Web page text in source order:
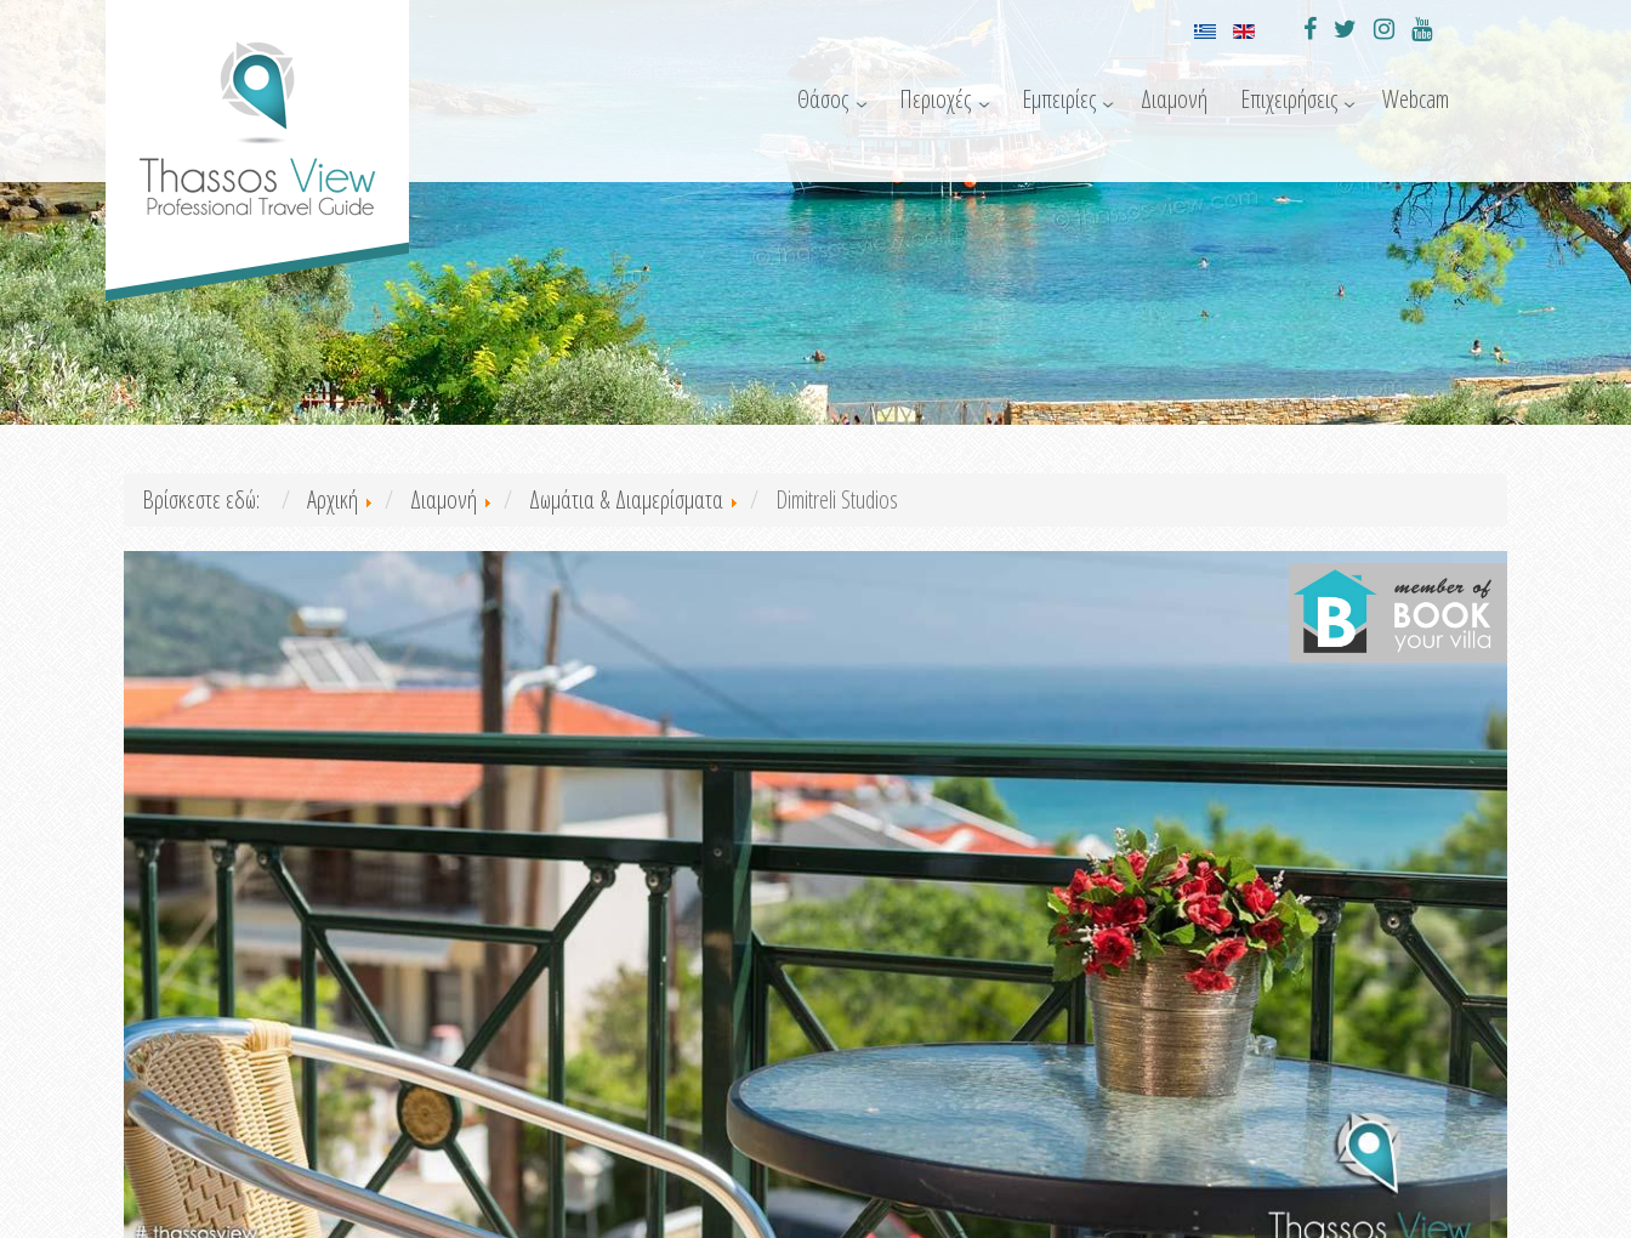
Θάσος Περιοχές Εμπειρίες Διαμονή Επιχειρήσεις Webcam
Βρίσκεστε εδώ: Αρχική Διαμονή Δωμάτια & Διαμερίσματα Dimitreli Studios